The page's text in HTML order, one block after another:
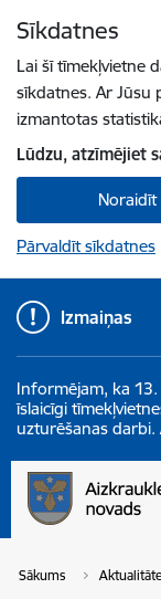
Sīkdatnes
Lai šī tīmekļvietne
sīkdatnes. Ar Jūsu
izmantotas
Lūdzu, atzīmējiet
Noraidīt
Pārvaldīt sīkdatnes
Izmaiņas
Informējam, ka
īslaicīgi
uzturēšanas darbi.
Sākums